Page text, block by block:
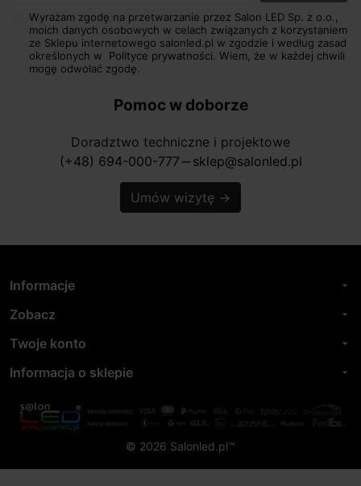
Wyrażam zgodę na przetwarzanie przez Salon LED Sp. z o.o.,
moich danych osobowych w celach związanych z korzystaniem
ze Sklepu internetowego salonled.pl w zgodzie i według zasad
określonych w Polityce prywatności. Wiem, że w każdej chwili
mogę odwołać zgodę.
Pomoc w doborze
Doradztwo techniczne i projektowe
(+48) 694-000-777 horizontal_rule sklep@salonled.pl
Umów wizytę →
Informacje arrow_drop_down
Zobacz arrow_drop_down
Twoje konto arrow_drop_down
Informacja o sklepie arrow_drop_down
© 2026 Salonled.pl™